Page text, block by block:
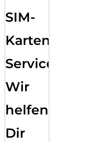
SIM-
Karten
Service:
Wir
helfen
Dir